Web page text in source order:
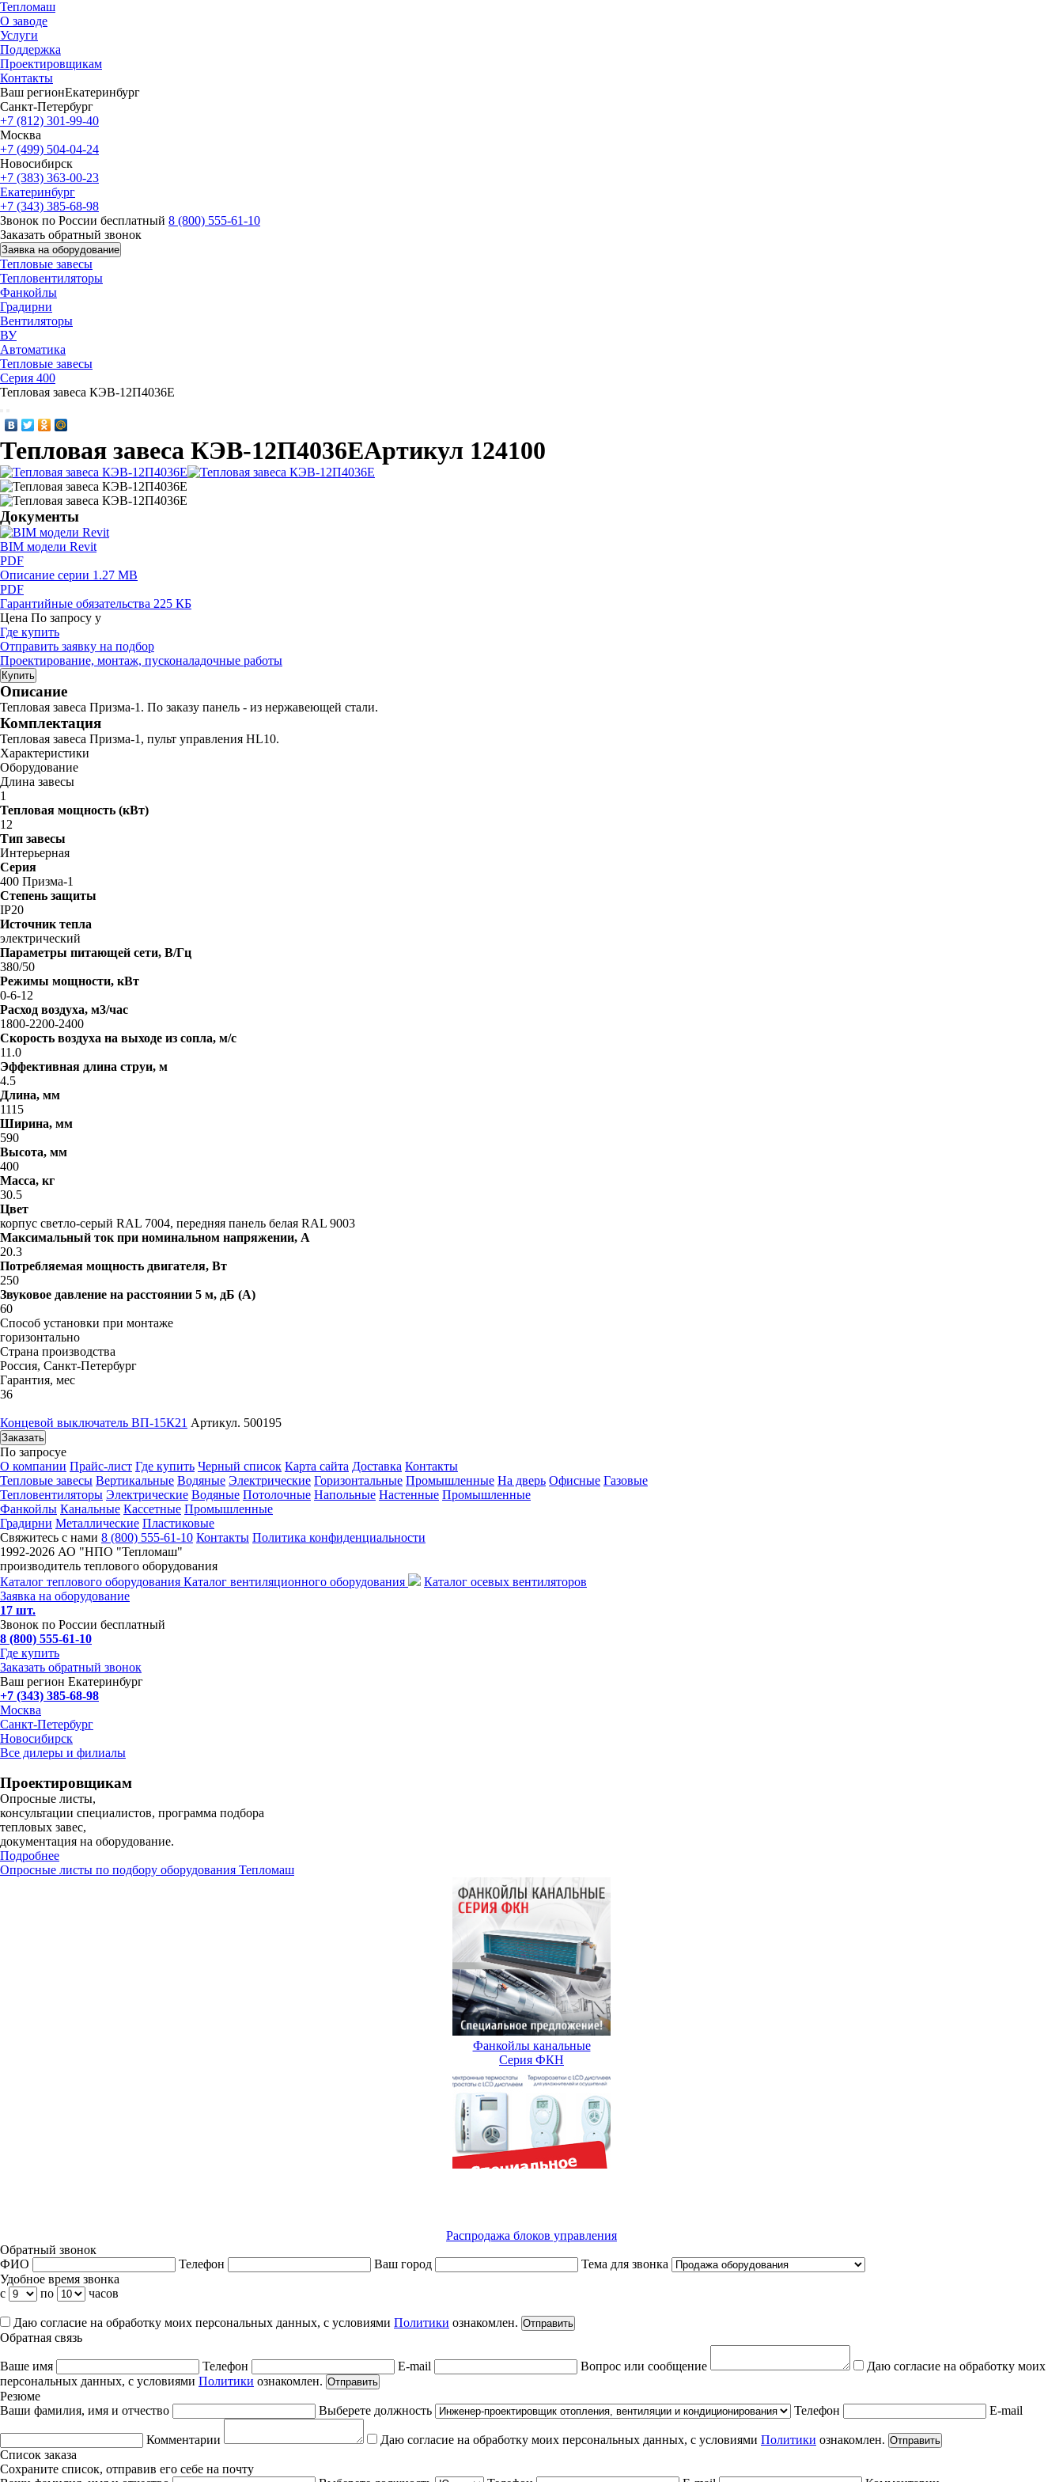
Тепломаш
О заводе
Услуги
Поддержка
Проектировщикам
Контакты
Ваш регионЕкатеринбург
Санкт-Петербург
+7 (812) 301-99-40
Москва
+7 (499) 504-04-24
Новосибирск
+7 (383) 363-00-23
Екатеринбург
+7 (343) 385-68-98
Звонок по России бесплатный 8 (800) 555-61-10
Заказать обратный звонок
Заявка на оборудование
Тепловые завесы
Тепловентиляторы
Фанкойлы
Градирни
Вентиляторы
ВУ
Автоматика
Тепловые завесы
Серия 400
Тепловая завеса КЭВ-12П4036Е
Тепловая завеса КЭВ-12П4036ЕАртикул 124100
Документы
BIM модели Revit
PDF
Описание серии 1.27 MB
PDF
Гарантийные обязательства 225 КБ
Цена По запросу у
Где купить
Отправить заявку на подбор
Проектирование, монтаж, пусконаладочные работы
Купить
Описание
Тепловая завеса Призма-1. По заказу панель - из нержавеющей стали.
Комплектация
Тепловая завеса Призма-1, пульт управления HL10.
Характеристики
Оборудование
Длина завесы
1
Тепловая мощность (кВт)
12
Тип завесы
Интерьерная
Серия
400 Призма-1
Степень защиты
IP20
Источник тепла
электрический
Параметры питающей сети, В/Гц
380/50
Режимы мощности, кВт
0-6-12
Расход воздуха, м3/час
1800-2200-2400
Скорость воздуха на выходе из сопла, м/с
11.0
Эффективная длина струи, м
4.5
Длина, мм
1115
Ширина, мм
590
Высота, мм
400
Масса, кг
30.5
Цвет
корпус светло-серый RAL 7004, передняя панель белая RAL 9003
Максимальный ток при номинальном напряжении, A
20.3
Потребляемая мощность двигателя, Вт
250
Звуковое давление на расстоянии 5 м, дБ (A)
60
Способ установки при монтаже
горизонтально
Страна производства
Россия, Санкт-Петербург
Гарантия, мес
36
Концевой выключатель ВП-15К21 Артикул. 500195
Заказать
По запросуе
О компании Прайс-лист Где купить Черный список Карта сайта Доставка Контакты
Тепловые завесы Вертикальные Водяные Электрические Горизонтальные Промышленные На дверь Офисные Газовые
Тепловентиляторы Электрические Водяные Потолочные Напольные Настенные Промышленные
Фанкойлы Канальные Кассетные Промышленные
Градирни Металлические Пластиковые
Свяжитесь с нами 8 (800) 555-61-10 Контакты Политика конфиденциальности
1992-2026 АО "НПО "Тепломаш"
производитель теплового оборудования
Каталог теплового оборудования Каталог вентиляционного оборудования
Каталог осевых вентиляторов
Заявка на оборудование
17 шт.
Звонок по России бесплатный
8 (800) 555-61-10
Где купить
Заказать обратный звонок
Ваш регион Екатеринбург
+7 (343) 385-68-98
Москва
Санкт-Петербург
Новосибирск
Все дилеры и филиалы
Проектировщикам
Опросные листы,
консультации специалистов, программа подбора
тепловых завес,
документация на оборудование.
Подробнее
Опросные листы по подбору оборудования Тепломаш
Фанкойлы канальные
Серия ФКН
Распродажа блоков управления
Обратный звонок
ФИО
Телефон Ваш город
Тема для звонка
Удобное время звонка
с
по часов
Даю согласие на обработку моих персональных данных, с условиями Политики ознакомлен. Отправить
Обратная связь
Ваше имя Телефон E-mail Вопрос или сообщение
Даю согласие на обработку моих
персональных данных, с условиями Политики ознакомлен. Отправить
Резюме
Ваши фамилия, имя и отчество
Выберете должность Телефон E-mail
Комментарии Даю согласие на обработку моих персональных данных, с условиями Политики ознакомлен. Отправить
Список заказа
Сохраните список, отправив его себе на почту